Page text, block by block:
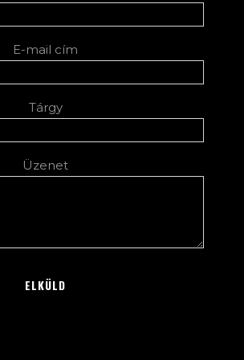
E-mail cím
Tárgy
Üzenet